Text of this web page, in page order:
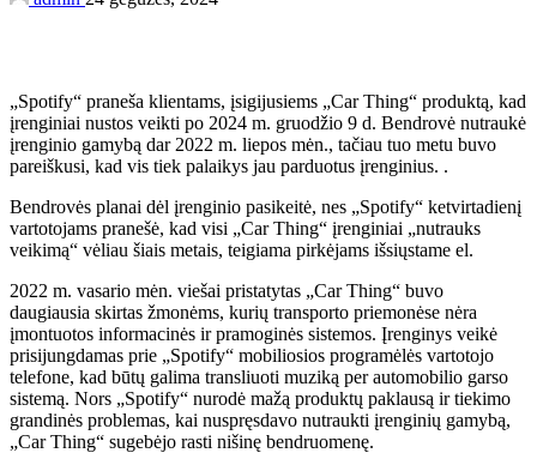
„Spotify“ praneša klientams, įsigijusiems „Car Thing“ produktą, kad
įrenginiai nustos veikti po 2024 m. gruodžio 9 d. Bendrovė nutraukė
įrenginio gamybą dar 2022 m. liepos mėn., tačiau tuo metu buvo
pareiškusi, kad vis tiek palaikys jau parduotus įrenginius. .
Bendrovės planai dėl įrenginio pasikeitė, nes „Spotify“ ketvirtadienį
vartotojams pranešė, kad visi „Car Thing“ įrenginiai „nutrauks
veikimą“ vėliau šiais metais, teigiama pirkėjams išsiųstame el.
2022 m. vasario mėn. viešai pristatytas „Car Thing“ buvo
daugiausia skirtas žmonėms, kurių transporto priemonėse nėra
įmontuotos informacinės ir pramoginės sistemos. Įrenginys veikė
prisijungdamas prie „Spotify“ mobiliosios programėlės vartotojo
telefone, kad būtų galima transliuoti muziką per automobilio garso
sistemą. Nors „Spotify“ nurodė mažą produktų paklausą ir tiekimo
grandinės problemas, kai nuspręsdavo nutraukti įrenginių gamybą,
„Car Thing“ sugebėjo rasti nišinę bendruomenę.